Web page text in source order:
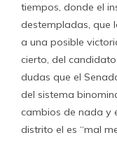
tiempos, donde el
destempladas, que
a una posible
cierto, del
dudas que el
del sistema
cambios de nada y
distrito el es “mal